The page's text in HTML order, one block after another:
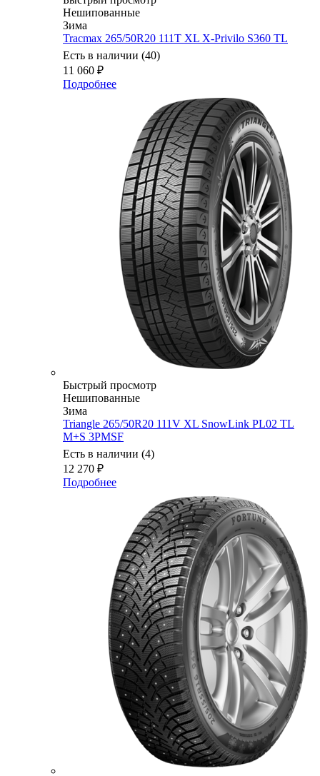
Нешипованные
Зима
Tracmax 265/50R20 111T XL X-Privilo S360 TL
Есть в наличии (40)
11 060 ₽
Подробнее
Быстрый просмотр
Нешипованные
Зима
Triangle 265/50R20 111V XL SnowLink PL02 TL
M+S 3PMSF
Есть в наличии (4)
12 270 ₽
Подробнее